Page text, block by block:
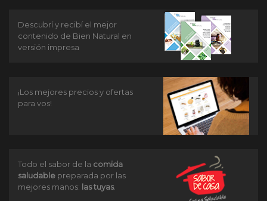
Descubrí y recibí el mejor
contenido de Bien Natural en
versión impresa
¡Los mejores precios y ofertas
para vos!
Todo el sabor de la comida
saludable preparada por las
mejores manos: las tuyas.